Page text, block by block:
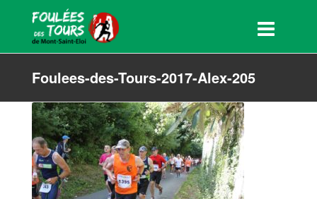
Foulees-des-Tours-2017-Alex-205